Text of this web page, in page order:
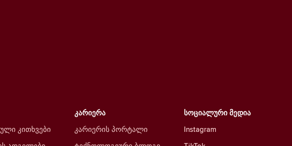
სოციალური მედია
Instagram
კარიერა
კარიერის პორტალი
კითხვები